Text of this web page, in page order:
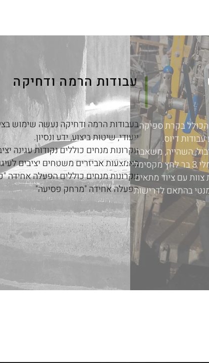
עבודות הרמה ודחיקה
בעבודות הרמה ודחיקה נעשה שימוש
ייעודי, שיטות ביצוע, ידע ונסיון.
עקרונות מנחים כוללים נקודות עגינה
באמצעות אביזרים משטחים יציבים
עקרונות מנחים כוללים הפעלה אחידה
הפעלה אחידה "מרחק פסיעה"
בקרת ספיקה
דיוס.
השהייה, משאבה
בוכנתית עם לחץ מינימלי 3 בר לחץ מקסימלי 75
צוות עם ציוד מתאים
בהתאם לדרישות